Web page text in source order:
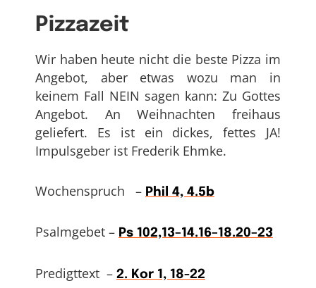
Pizzazeit
Wir haben heute nicht die beste Pizza im
Angebot, aber etwas wozu man in
keinem Fall NEIN sagen kann: Zu Gottes
Angebot. An Weihnachten freihaus
geliefert. Es ist ein dickes, fettes JA!
Impulsgeber ist Frederik Ehmke.
Wochenspruch – Phil 4, 4.5b
Psalmgebet – Ps 102,13–14.16–18.20–23
Predigttext – 2. Kor 1, 18-22